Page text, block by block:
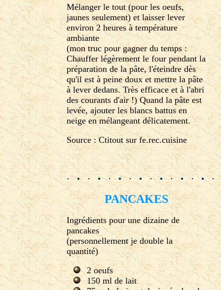
Mélanger le tout (pour les oeufs,
jaunes seulement) et laisser lever
environ 2 heures à température
ambiante
(mon truc pour gagner du temps :
Chauffer légèrement le four pendant la
préparation de la pâte, l'éteindre dès
qu'il est à peine doux et mettre la pâte
à lever dedans. Très efficace et à l'abri
des courants d'air !) Quand la pâte est
levée, ajouter les blancs battus en
neige en mélangeant délicatement.
Source : Ctitout sur fe.rec.cuisine
PANCAKES
Ingrédients pour une dizaine de
pancakes
(personnellement je double la
quantité)
2 oeufs
150 ml de lait